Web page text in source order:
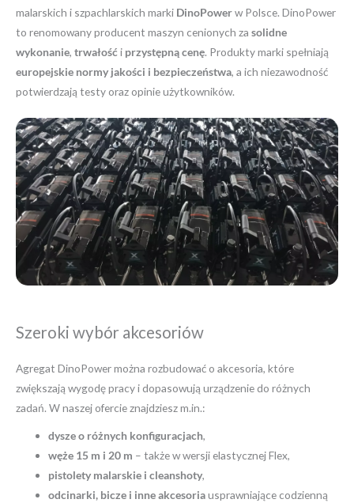
malarskich i szpachlarskich marki DinoPowerw Polsce. DinoPower
to renomowany producent maszyn cenionych za solidne
wykonanie, trwałośći przystępną cenę. Produkty marki spełniają
europejskie normy jakości i bezpieczeństwa, a ich niezawodność
potwierdzają testy oraz opinie użytkowników.
Szeroki wybór akcesoriów
Agregat DinoPower można rozbudować o akcesoria, które
zwiększają wygodę pracy i dopasowują urządzenie do różnych
zadań. W naszej ofercie znajdziesz m.in.:
dysze o różnych konfiguracjach,
węże 15 m i 20 m – także w wersji elastycznej Flex,
pistolety malarskie i cleanshoty,
odcinarki, bicze i inne akcesoriausprawniające codzienną